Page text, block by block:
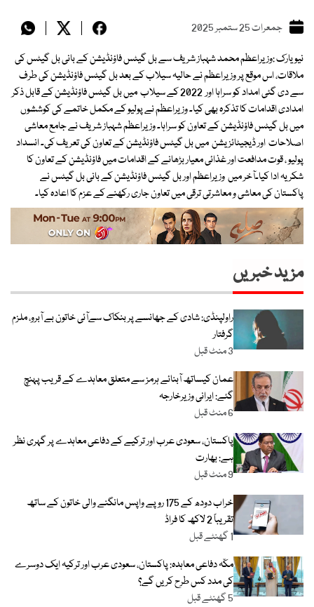
جمعرات 25 ستمبر 2025
نیویارک :وزیراعظم محمد شہباز شریف سے بل گیٹس فاؤنڈیشن کے بانی بل گیٹس کی
ملاقات، اس موقع پر وزیراعظم نے حالیہ سیلاب کے بعد بل گیٹس فاؤنڈیشن کی طرف
سے دی گئی امداد کو سراہا اور 2022 کے سیلاب میں بل گیٹس فاؤنڈیشن کے قابل ذکر
امدادی اقدامات کا تذکرہ بھی کیا۔ وزیراعظم نے پولیو کے مکمل خاتمے کی کوششوں
میں بل گیٹس فاؤنڈیشن کے تعاون کو سراہا۔ وزیراعظم شہباز شریف نے جامع معاشی
اصلاحات اور ڈیجیٹائزیشن میں بل گیٹس فاؤنڈیشن کے تعاون کی تعریف کی۔ انسداد
پولیو ، قوت مدافعت اور غذائی معیار بڑھانے کے اقدامات میں فاؤنڈیشن کے تعاون کا
شکریہ ادا کیا۔آخر میں وزیراعظم اور بل گیٹس فاؤنڈیشن کے بانی بل گیٹس نے
پاکستان کی معاشی و معاشرتی ترقی میں تعاون جاری رکھنے کے عزم کا اعادہ کیا۔
مزید خبریں
راولپنڈی: شادی کے جھانسے پر بنکاک سےآئی خاتون بے آبرو، ملزم
گرفتار
3 منٹ قبل
عمان کیساتھ آبنائے ہرمز سے متعلق معاہدے کے قریب پہنچ
گئے: ایرانی وزیرخارجہ
6 منٹ قبل
پاکستان، سعودی عرب اور ترکیے کے دفاعی معاہدے پر گہری نظر
ہے: بھارت
9 منٹ قبل
خراب دودھ کے 175 روپے واپس مانگنے والی خاتون کے ساتھ
تقریباً 2 لاکھ کا فراڈ
1 گھنٹے قبل
مکّہ دفاعی معاہدہ: پاکستان، سعودی عرب اور ترکیہ ایک دوسرے
کی مدد کس طرح کریں گے؟
5 گھنٹے قبل